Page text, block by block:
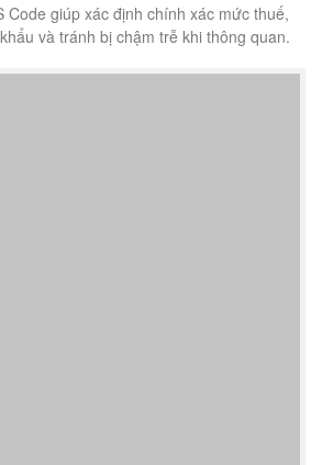
Code giúp xác định chính xác mức thuế,
và tránh bị chậm trễ khi thông quan.